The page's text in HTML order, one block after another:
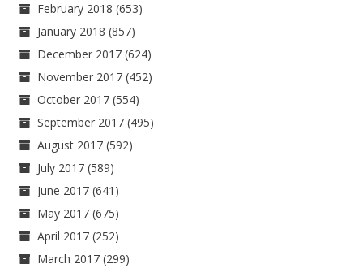
February 2018 (653)
January 2018 (857)
December 2017 (624)
November 2017 (452)
October 2017 (554)
September 2017 (495)
August 2017 (592)
July 2017 (589)
June 2017 (641)
May 2017 (675)
April 2017 (252)
March 2017 (299)